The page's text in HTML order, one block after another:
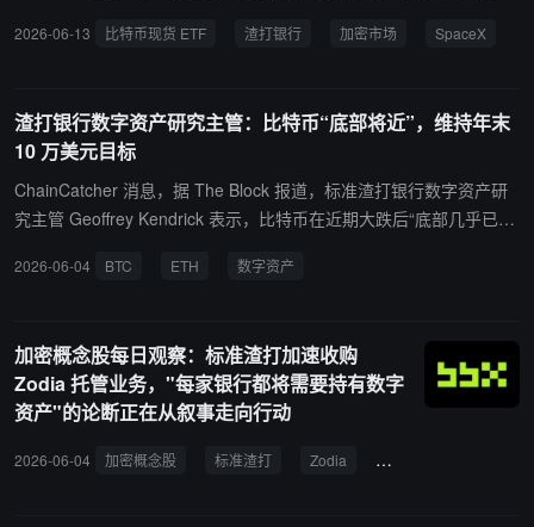
实资产规模将达 2 万亿美元，其中货币市场基金与美国股票将成为主
入链上市场时将更关注安全性与稳定性。不过分析人士也提醒，代币
化并不必然带来流动性提升，不同链与资产标准之间的碎片化可能仍
会限制市场深度与统一定价能力。
6 日创下的 12.6 万美元历史新高下跌了 53%。Kendrick 预计到今年
比特币现货 ETF 遭遇了自成立以来最猛烈的抛售。自 5 月第二周以
来，赎回总额已超过 57.2 亿美元。他还指出，据传闻，ETF 持有者
一直在清仓以释放资金参与 SpaceX 的首次公开募股 (IPO)。Kendric
k 表示，SpaceX 本周五的 IPO 可能会结束当前的抛售压力。 其次，
升。油价下跌将抑制不断上涨的美国国债收益率，从而缓解加密货币
周五美国现货比特币 ETF 能否恢复净流入。
2026-06-13 比特币现货 ETF 渣打银行 加密市场 SpaceX
渣打银行数字资产研究主管：比特币“底部将近”，维持年末
10 万美元目标
ChainCatcher 消息，据 The Block 报道，标准渣打银行数字资产研
究主管 Geoffrey Kendrick 表示，比特币在近期大跌后“底部几乎已出
货比特币 ETF 持仓整体基本持平，未出现担心的集中赎回，显示资
购，或成确认阶段性低点的信号。他同时提示，比特币仍存在跌破 6
万美元的下行风险，但认为分批买入优于试图精确抄底。该行维持比
特币年末 10 万美元、以太坊 4000 美元的目标不变。
2026-06-04 BTC ETH 数字资产
加密概念股每日观察：标准渣打加速收购
Zodia 托管业务，"每家银行都将需要持有数字
资产"的论断正在从叙事走向行动
2026-06-04 加密概念股 标准渣打 Zodia 投资者